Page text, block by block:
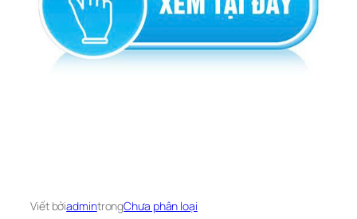
Viết bởiadmintrongChưa phân loại